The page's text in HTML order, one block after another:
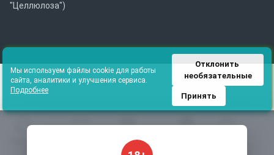
Каталог
"Целлюлоза")
Мы используем файлы cookie для работы
сайта, аналитики и улучшения сервиса.
Подробнее
Отклонить
необязательные
Принять